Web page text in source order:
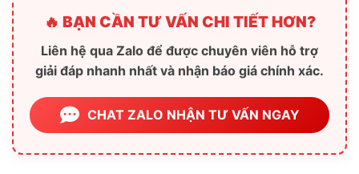
🔥 BẠN CẦN TƯ VẤN CHI TIẾT HƠN?
Liên hệ qua Zalo để được chuyên viên hỗ trợ
giải đáp nhanh nhất và nhận báo giá chính xác.
CHAT ZALO NHẬN TƯ VẤN NGAY